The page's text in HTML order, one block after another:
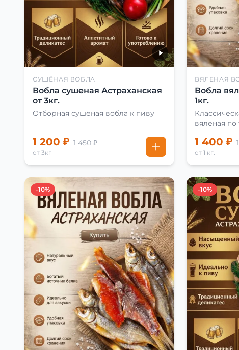
СУШЁНАЯ ВОБЛА
Вобла сушеная Астраханская
от 3кг.
Отборная сушёная вобла к пиву
1 200 ₽ 1 450 ₽
от 3кг
ВЯЛЕНАЯ
Вобла
1кг.
вяленая
1 400 ₽
от 1 кг.
-10% -10%